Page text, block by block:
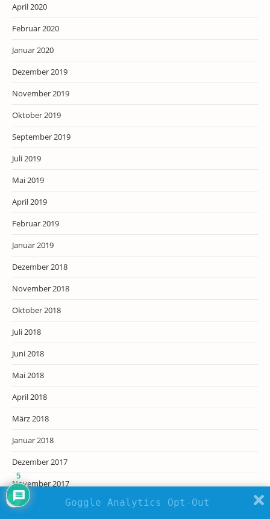
April 2020
Februar 2020
Januar 2020
Dezember 2019
November 2019
Oktober 2019
September 2019
Juli 2019
Mai 2019
April 2019
Februar 2019
Januar 2019
Dezember 2018
November 2018
Oktober 2018
Juli 2018
Juni 2018
Mai 2018
April 2018
März 2018
Januar 2018
Dezember 2017
November 2017
Oktober 2017
Goggle Analytics Opt-Out
5